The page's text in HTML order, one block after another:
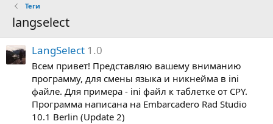
Теги
langselect
LangSelect 1.0
Всем привет! Представляю вашему вниманию
программу, для смены языка и никнейма в ini
файле. Для примера - ini файл к таблетке от CPY.
Программа написана на Embarcadero Rad Studio
10.1 Berlin (Update 2)